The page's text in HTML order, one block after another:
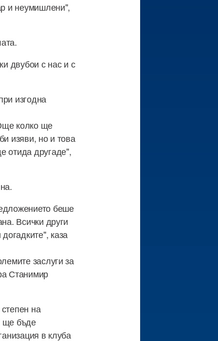
и неумишлени",
двубои с нас и с
изгодна
колко ще
изяви, но и това
отида другаде",
беше
Всички други
каза
заслуги за
Станимир
на
ще бъде
в клуба